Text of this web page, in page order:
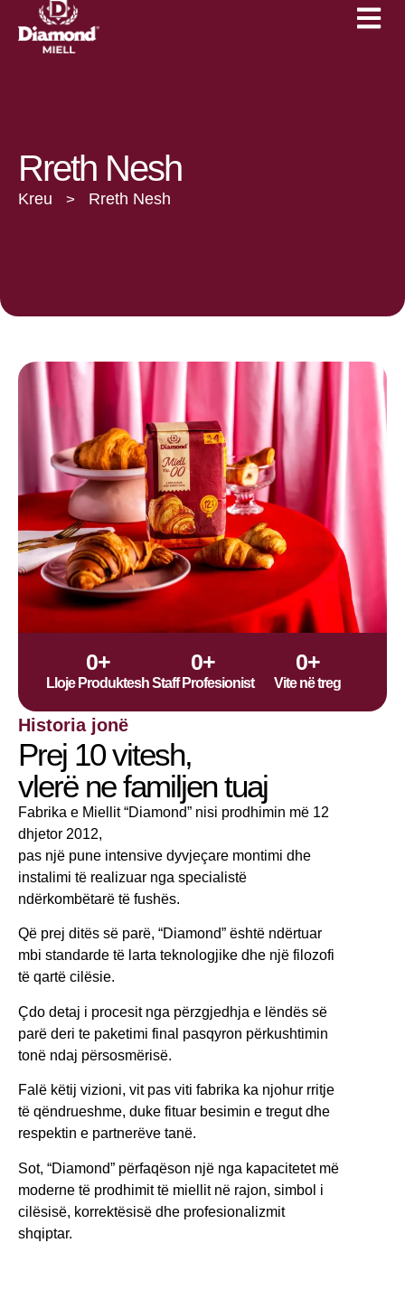
Rreth Nesh
Kreu > Rreth Nesh
Historia jonë
Prej 10 vitesh,
vlerë ne familjen tuaj
Fabrika e Miellit “Diamond” nisi prodhimin më 12
dhjetor 2012,
pas një pune intensive dyvjeçare montimi dhe
instalimi të realizuar nga specialistë
ndërkombëtarë të fushës.
Që prej ditës së parë, “Diamond” është ndërtuar
mbi standarde të larta teknologjike dhe një filozofi
të qartë cilësie.
Çdo detaj i procesit nga përzgjedhja e lëndës së
parë deri te paketimi final pasqyron përkushtimin
tonë ndaj përsosmërisë.
Falë këtij vizioni, vit pas viti fabrika ka njohur rritje
të qëndrueshme, duke fituar besimin e tregut dhe
respektin e partnerëve tanë.
Sot, “Diamond” përfaqëson një nga kapacitetet më
moderne të prodhimit të miellit në rajon, simbol i
cilësisë, korrektësisë dhe profesionalizmit
shqiptar.
Lloje Produktesh
0+
Staff Profesionist
0+
Vite në treg
0+